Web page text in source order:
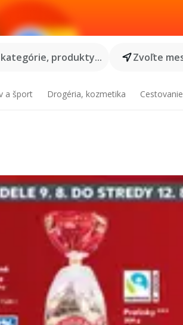
produkty...
Zvoľte
a šport Drogéria, kozmetika Cestovanie